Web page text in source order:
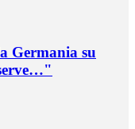
Germania su